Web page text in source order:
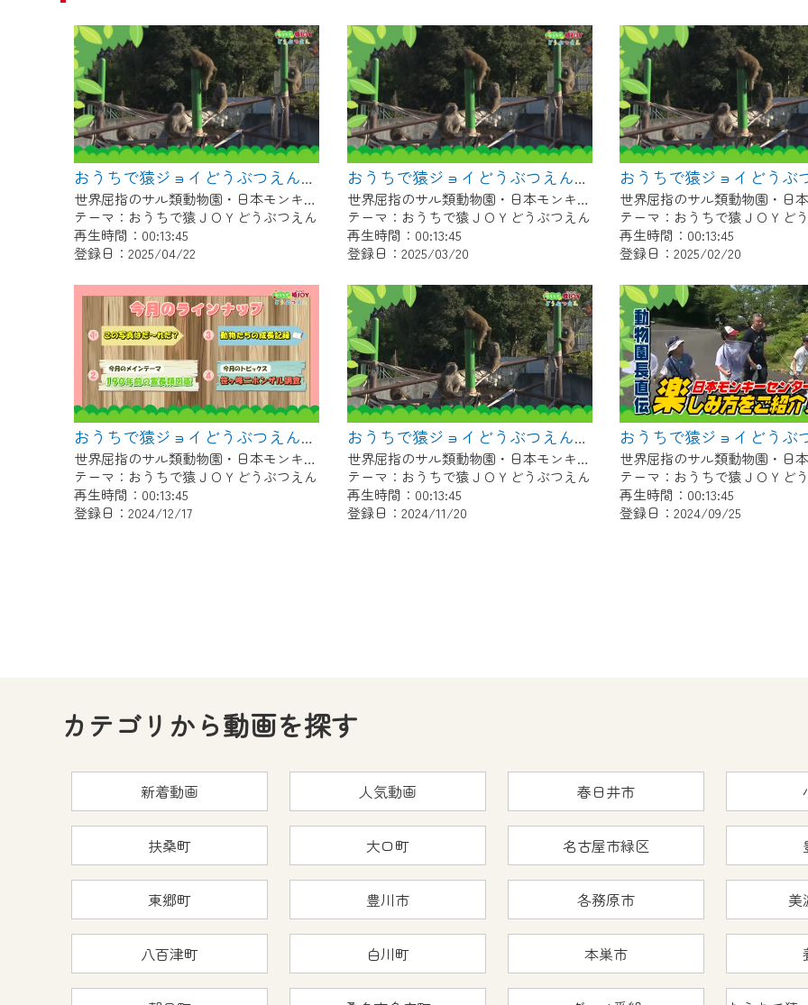
おうちで猿ジョイどうぶつえん～進化ってどういうこと？～（2025年3月16日初回放送）
世界屈指のサル類動物園・日本モンキーセンター協力の親子で学べる動物番組。
テーマ：おうちで猿ＪＯＹどうぶつえん
再生時間：00:13:45
登録日：2025/04/22
おうちで猿ジョイどうぶつえん～ブラッザグエノン～（2025年2月16日初回放送）
世界屈指のサル類動物園・日本モンキーセンター協力の親子で学べる動物番組。
テーマ：おうちで猿ＪＯＹどうぶつえん
再生時間：00:13:45
登録日：2025/03/20
テーマ：おうちで猿ＪＯＹど
再生時間：00:13:45
登録日：2025/02/20
おうちで猿ジョイどうぶつえん～190年前の霊長類図鑑～（2024年11月16日初回放送）
世界屈指のサル類動物園・日本モンキーセンター協力の親子で学べる動物番組。
テーマ：おうちで猿ＪＯＹどうぶつえん
再生時間：00:13:45
登録日：2024/12/17
おうちで猿ジョイどうぶつえん～ワオキツネザル～（2024年10月16日初回放送）
世界屈指のサル類動物園・日本モンキーセンター協力の親子で学べる動物番組。
テーマ：おうちで猿ＪＯＹどうぶつえん
再生時間：00:13:45
登録日：2024/11/20
テーマ：おうちで猿ＪＯＹど
再生時間：00:13:45
登録日：2024/09/25
カテゴリから動画を探す
新着動画 人気動画 春日井市
扶桑町 大口町 名古屋市緑区
東郷町 豊川市 各務原市 美
八百津町 白川町 本巣市